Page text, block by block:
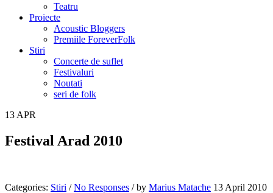
Teatru
Proiecte
Acoustic Bloggers
Premiile ForeverFolk
Stiri
Concerte de suflet
Festivaluri
Noutati
seri de folk
13 APR
Festival Arad 2010
Categories: Stiri / No Responses /by Marius Matache 13 April 2010